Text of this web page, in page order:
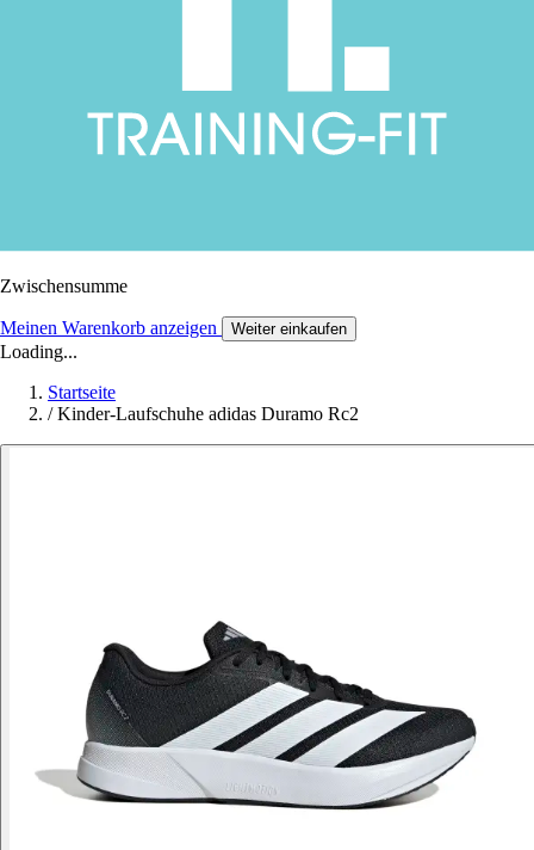
Zwischensumme
Meinen Warenkorb anzeigen Weiter einkaufen
Loading...
Startseite
/ Kinder-Laufschuhe adidas Duramo Rc2